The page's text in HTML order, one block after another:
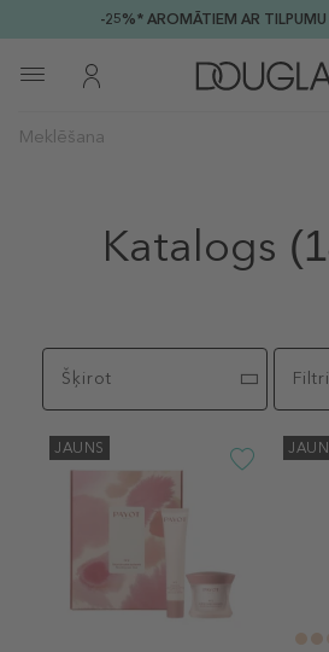
-25%* AROMĀTIEM AR TILPUMU
Katalogs
Šķirot Filtri
JAUNS